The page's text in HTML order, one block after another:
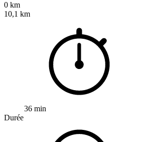
0 km
10,1 km
36 min
Durée